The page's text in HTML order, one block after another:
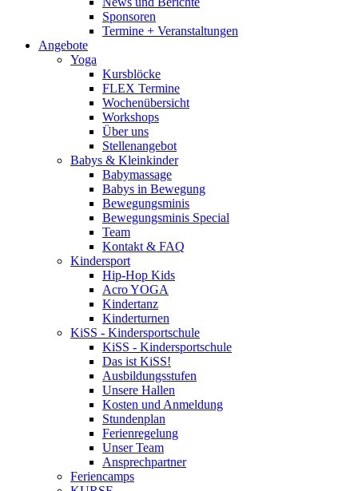
Sponsoren
Termine + Veranstaltungen
Angebote
Yoga
Kursblöcke
FLEX Termine
Wochenübersicht
Workshops
Über uns
Stellenangebot
Babys & Kleinkinder
Babymassage
Babys in Bewegung
Bewegungsminis
Bewegungsminis Special
Team
Kontakt & FAQ
Kindersport
Hip-Hop Kids
Acro YOGA
Kindertanz
Kinderturnen
KiSS - Kindersportschule
KiSS - Kindersportschule
Das ist KiSS!
Ausbildungsstufen
Unsere Hallen
Kosten und Anmeldung
Stundenplan
Ferienregelung
Unser Team
Ansprechpartner
Feriencamps